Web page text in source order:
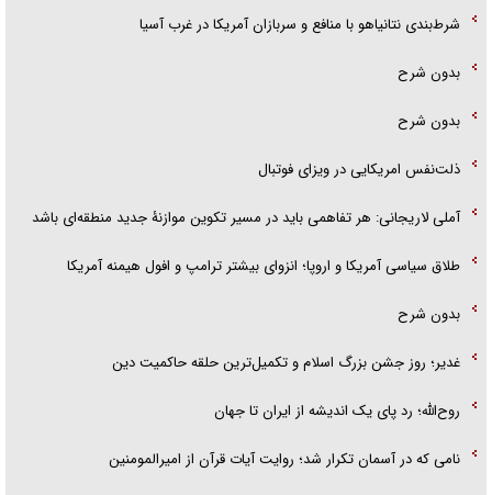
شرط‌بندی نتانیاهو با منافع و سربازان آمریکا در غرب آسیا
بدون شرح
بدون شرح
ذلت‌نفس امریکایی در ویزای فوتبال
آملی لاریجانی: هر تفاهمی باید در مسیر تکوین موازنۀ جدید منطقه‌ای باشد
طلاق سیاسی آمریکا و اروپا؛ انزوای بیشتر ترامپ و افول هیمنه آمریکا
بدون شرح
غدیر؛ روز جشن بزرگ اسلام و تکمیل‌ترین حلقه حاکمیت دین
روح‌الله؛ رد پای یک اندیشه از ایران تا جهان
نامی که در آسمان تکرار شد؛ روایت آیات قرآن از امیرالمومنین